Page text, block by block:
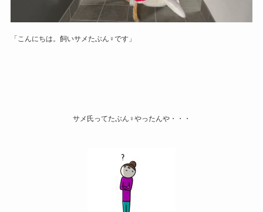
「こんにちは。飼いサメたぶん♀です」
サメ氏ってたぶん♀やったんや・・・